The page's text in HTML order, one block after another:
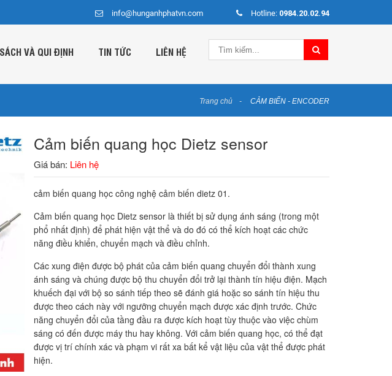
info@hunganhphatvn.com Hotline: 0984.20.02.94
VÀ QUI ĐỊNH TIN TỨC LIÊN HỆ
Trang chủ CẢM BIẾN - ENCODER
Cảm biến quang học Dietz sensor
Giá bán: Liên hệ
cảm biến quang học công nghệ cảm biến dietz 01.
Cảm biến quang học Dietz sensor là thiết bị sử dụng ánh sáng (trong một
phổ nhất định) để phát hiện vật thể và do đó có thể kích hoạt các chức
năng điều khiển, chuyển mạch và điều chỉnh.
Các xung điện được bộ phát của cảm biến quang chuyển đổi thành xung
ánh sáng và chúng được bộ thu chuyển đổi trở lại thành tín hiệu điện. Mạch
khuếch đại với bộ so sánh tiếp theo sẽ đánh giá hoặc so sánh tín hiệu thu
được theo cách này với ngưỡng chuyển mạch được xác định trước. Chức
năng chuyển đổi của tầng đầu ra được kích hoạt tùy thuộc vào việc chùm
sáng có đến được máy thu hay không. Với cảm biến quang học, có thể đạt
được vị trí chính xác và phạm vi rất xa bất kể vật liệu của vật thể được phát
hiện.